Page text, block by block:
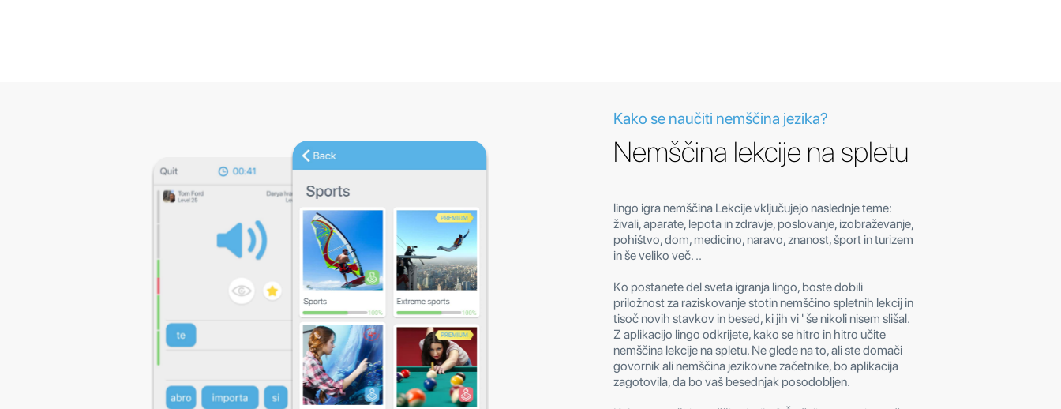
Kako se naučiti nemščina jezika?
Nemščina lekcije na spletu
lingo igra nemščina Lekcije vključujejo naslednje teme:
živali, aparate, lepota in zdravje, poslovanje, izobraževanje,
pohištvo, dom, medicino, naravo, znanost, šport in turizem
in še veliko več. ..
Ko postanete del sveta igranja lingo, boste dobili
priložnost za raziskovanje stotin nemščino spletnih lekcij in
tisoč novih stavkov in besed, ki jih vi ' še nikoli nisem slišal.
Z aplikacijo lingo odkrijete, kako se hitro in hitro učite
nemščina lekcije na spletu. Ne glede na to, ali ste domači
govornik ali nemščina jezikovne začetnike, bo aplikacija
zagotovila, da bo vaš besednjak posodobljen.